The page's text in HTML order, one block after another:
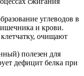
углеводов в
и крови.
очищают
полезен для
дефицит белка при